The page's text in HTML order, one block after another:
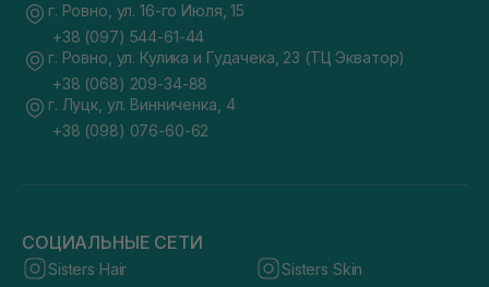
г. Ровно, ул. 16-го Июля, 15
+38 (097) 544-61-44
г. Ровно, ул. Кулика и Гудачека, 23 (ТЦ Экватор)
+38 (068) 209-34-88
г. Луцк, ул. Винниченка, 4
+38 (098) 076-60-62
СОЦИАЛЬНЫЕ СЕТИ
Sisters Hair Sisters Skin